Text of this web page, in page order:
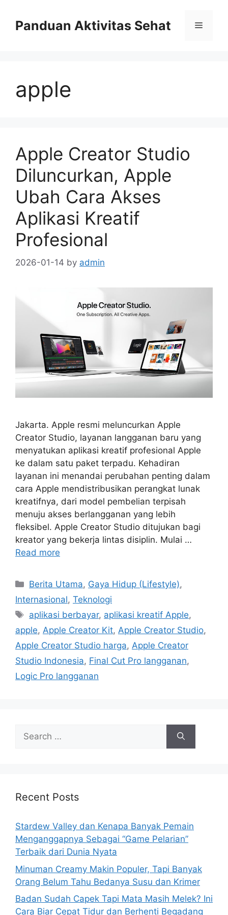
contentPanduan Aktivitas Sehat Menu
apple
Apple Creator Studio
Diluncurkan, Apple
Ubah Cara Akses
Aplikasi Kreatif
Profesional
2026-01-14 by admin
Jakarta. Apple resmi meluncurkan Apple
Creator Studio, layanan langganan baru yang
menyatukan aplikasi kreatif profesional Apple
ke dalam satu paket terpadu. Kehadiran
layanan ini menandai perubahan penting dalam
cara Apple mendistribusikan perangkat lunak
kreatifnya, dari model pembelian terpisah
menuju akses berlangganan yang lebih
fleksibel. Apple Creator Studio ditujukan bagi
kreator yang bekerja lintas disiplin. Mulai …
Read more
C
a
e
g
o
r
i
e
Berita Utama, Gaya Hidup (Lifestyle),
Internasional, Teknologi
T
a
s
aplikasi berbayar, aplikasi kreatif Apple,
apple, Apple Creator Kit, Apple Creator Studio,
Apple Creator Studio harga, Apple Creator
Studio Indonesia, Final Cut Pro langganan,
Logic Pro langganan
h
r
:
Recent Posts
Stardew Valley dan Kenapa Banyak Pemain
Menganggapnya Sebagai “Game Pelarian”
Terbaik dari Dunia Nyata
Minuman Creamy Makin Populer, Tapi Banyak
Orang Belum Tahu Bedanya Susu dan Krimer
Badan Sudah Capek Tapi Mata Masih Melek? Ini
Cara Biar Cepat Tidur dan Berhenti Begadang